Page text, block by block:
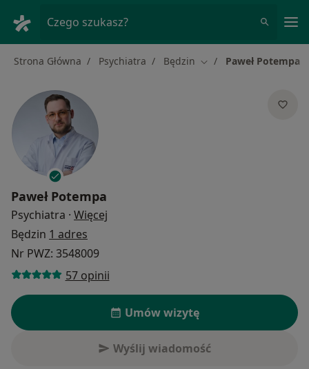
Czego szukasz?
Strona Główna Psychiatra Będzin Zmień miasto
Paweł Potempa
Paweł Potempa
Psychiatra · Więcej
Będzin 1 adres
Nr PWZ: 3548009
57 opinii
Umów wizytę
Wyślij wiadomość